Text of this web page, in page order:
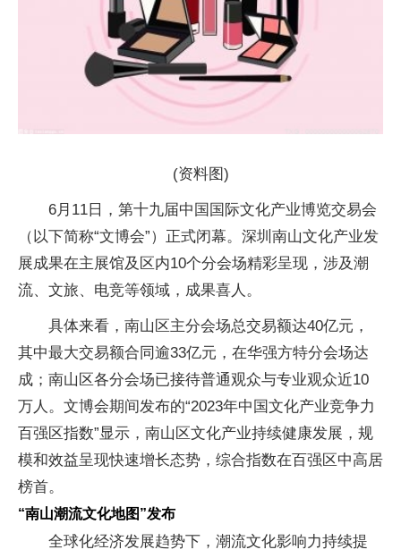
(资料图)
6月11日，第十九届中国国际文化产业博览交易会
（以下简称“文博会”）正式闭幕。深圳南山文化产业发
展成果在主展馆及区内10个分会场精彩呈现，涉及潮
流、文旅、电竞等领域，成果喜人。
具体来看，南山区主分会场总交易额达40亿元，
其中最大交易额合同逾33亿元，在华强方特分会场达
成；南山区各分会场已接待普通观众与专业观众近10
万人。文博会期间发布的“2023年中国文化产业竞争力
百强区指数”显示，南山区文化产业持续健康发展，规
模和效益呈现快速增长态势，综合指数在百强区中高居
榜首。
“南山潮流文化地图”发布
全球化经济发展趋势下，潮流文化影响力持续提